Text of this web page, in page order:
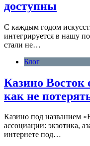
доступны
С каждым годом
интегрируется в нашу
стали не…
Блог
Казино Восток
как не
Казино под названием
ассоциации: экзотика,
интернете под…